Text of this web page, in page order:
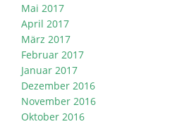
Mai 2017
April 2017
März 2017
Februar 2017
Januar 2017
Dezember 2016
November 2016
Oktober 2016